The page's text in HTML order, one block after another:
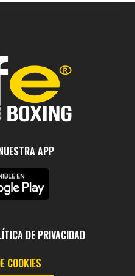
APP
DE PRIVACIDAD
COOKIES